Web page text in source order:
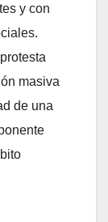
y con
masiva
de una